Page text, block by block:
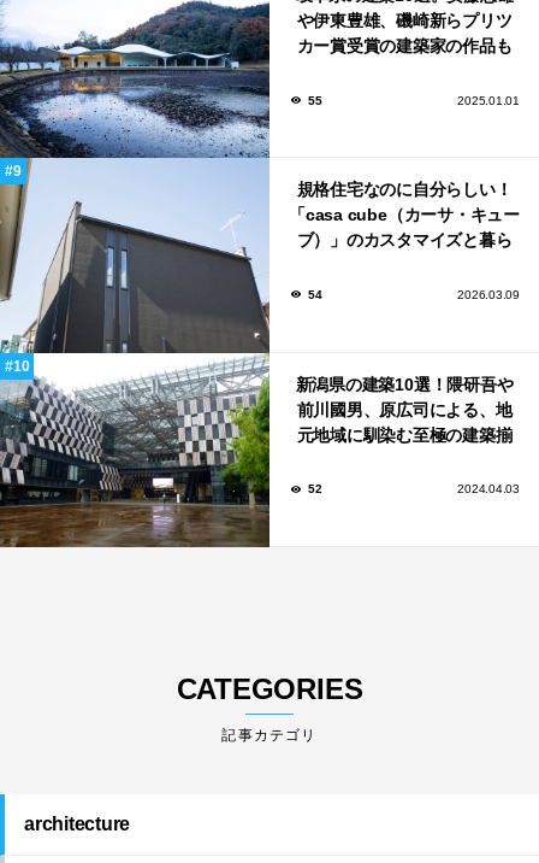
や伊東豊雄、磯崎新らプリツ
カー賞受賞の建築家の作品も
55 2025.01.01
規格住宅なのに自分らしい！
「casa cube（カーサ・キュー
ブ）」のカスタマイズと暮ら
54 2026.03.09
新潟県の建築10選！隈研吾や
前川國男、原広司による、地
元地域に馴染む至極の建築揃
52 2024.04.03
CATEGORIES
architecture